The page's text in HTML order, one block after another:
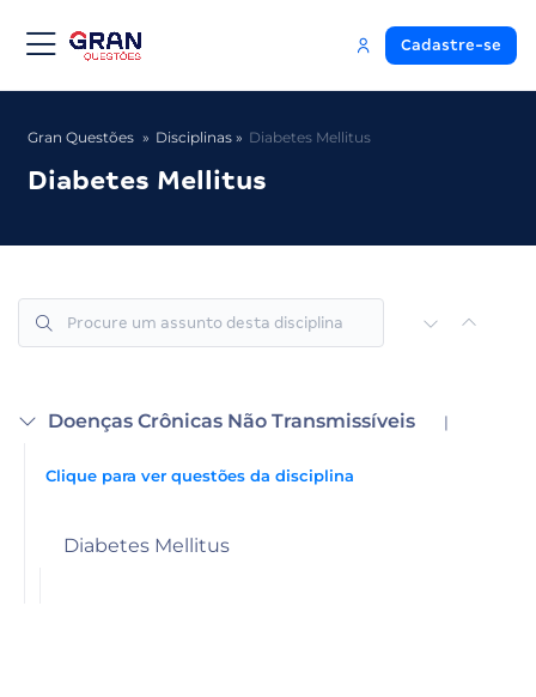
Cadastre-se
Gran Questões Disciplinas Diabetes Mellitus
Diabetes Mellitus
Doenças Crônicas Não Transmissíveis |
Clique para ver questões da disciplina
Diabetes Mellitus